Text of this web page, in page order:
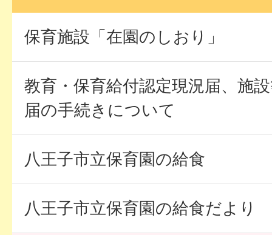
保育施設「在園のしおり」
教育・保育給付認定現況届、施
届の手続きについて
八王子市立保育園の給食
八王子市立保育園の給食だより